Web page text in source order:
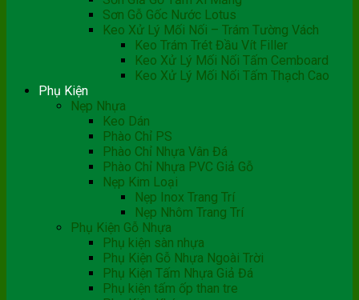
Sơn Gỗ Gốc Nước Lotus
Keo Xử Lý Mối Nối – Trám Tường Vách
Keo Trám Trét Đầu Vít Filler
Keo Xử Lý Mối Nối Tấm Cemboard
Keo Xử Lý Mối Nối Tấm Thạch Cao
Phụ Kiện
Nẹp Nhựa
Keo Dán
Phào Chỉ PS
Phào Chỉ Nhựa Vân Đá
Phào Chỉ Nhựa PVC Giả Gỗ
Nẹp Kim Loại
Nẹp Inox Trang Trí
Nẹp Nhôm Trang Trí
Phụ Kiện Gỗ Nhựa
Phụ kiện sàn nhựa
Phụ Kiện Gỗ Nhựa Ngoài Trời
Phụ Kiện Tấm Nhựa Giả Đá
Phụ kiện tấm ốp than tre